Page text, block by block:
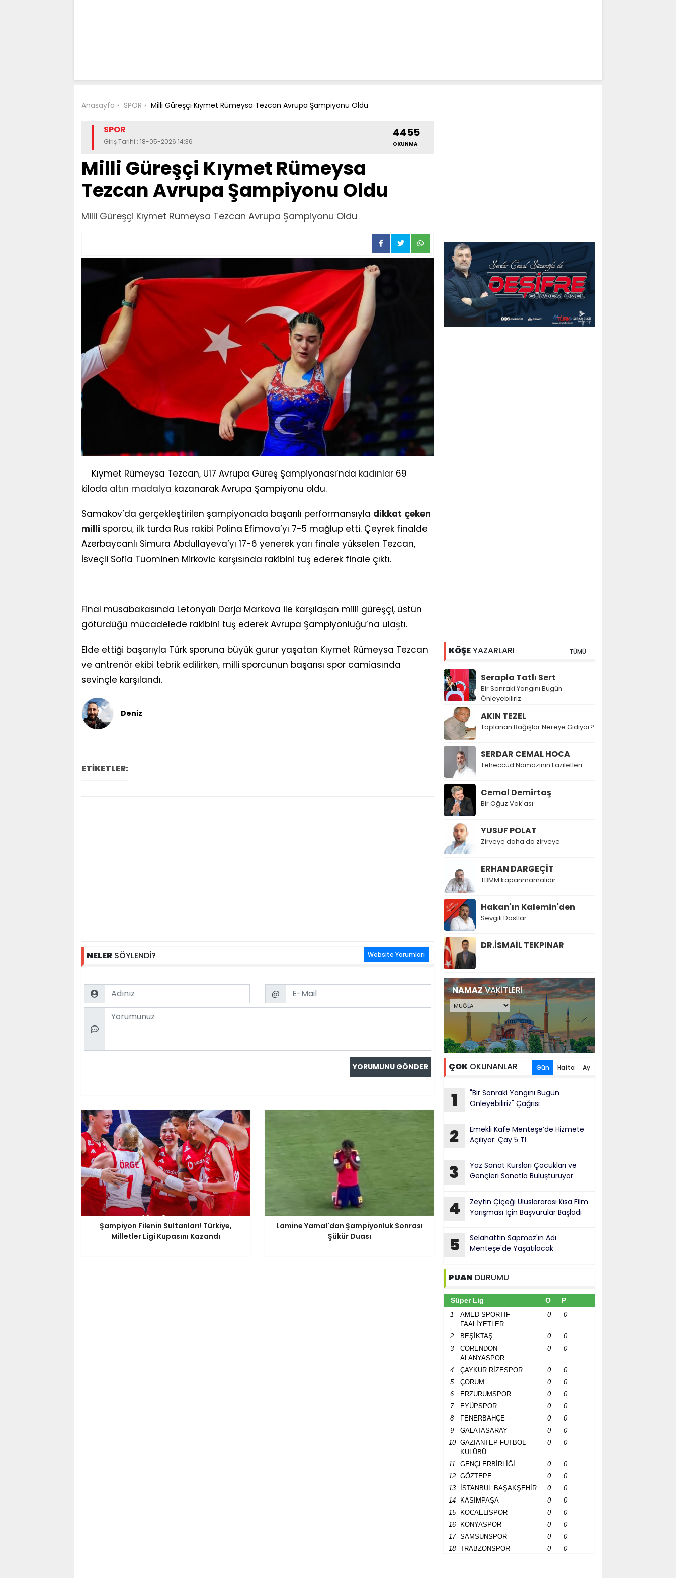
Anasayfa SPOR Milli Güreşçi Kıymet Rümeysa Tezcan Avrupa Şampiyonu Oldu
SPOR
Giriş Tarihi : 18-05-2026 14:36
4455
OKUNMA
Milli Güreşçi Kıymet Rümeysa
Tezcan Avrupa Şampiyonu Oldu
Milli Güreşçi Kıymet Rümeysa Tezcan Avrupa Şampiyonu Oldu
Kıymet Rümeysa Tezcan, U17 Avrupa Güreş Şampiyonası’nda kadınlar 69
kiloda altın madalya kazanarak Avrupa Şampiyonu oldu.
Samakov’da gerçekleştirilen şampiyonada başarılı performansıyla dikkat çeken
milli sporcu, ilk turda Rus rakibi Polina Efimova’yı 7-5 mağlup etti. Çeyrek finalde
Azerbaycanlı Simura Abdullayeva’yı 17-6 yenerek yarı finale yükselen Tezcan,
İsveçli Sofia Tuominen Mirkovic karşısında rakibini tuş ederek finale çıktı.
Final müsabakasında Letonyalı Darja Markova ile karşılaşan milli güreşçi, üstün
götürdüğü mücadelede rakibini tuş ederek Avrupa Şampiyonluğu’na ulaştı.
Elde ettiği başarıyla Türk sporuna büyük gurur yaşatan Kıymet Rümeysa Tezcan
ve antrenör ekibi tebrik edilirken, milli sporcunun başarısı spor camiasında
sevinçle karşılandı.
Deniz
ETİKETLER:
NELER SÖYLENDİ? Website Yorumları
Name Email
@
Comment
Şampiyon Filenin Sultanları! Türkiye,
Milletler Ligi Kupasını Kazandı
Lamine Yamal'dan Şampiyonluk Sonrası
Şükür Duası
KÖŞEYAZARLARI TÜMÜ
Serapla Tatlı Sert
Bir Sonraki Yangını Bugün
Önleyebiliriz
AKIN TEZEL
Toplanan Bağışlar Nereye Gidiyor?
SERDAR CEMAL HOCA
Teheccüd Namazının Faziletleri
Cemal Demirtaş
Bir Oğuz Vak'ası
YUSUF POLAT
Zirveye daha da zirveye
ERHAN DARGEÇİT
TBMM kapanmamalıdır
Hakan'ın Kalemin'den
Sevgili Dostlar...
DR.İSMAİL TEKPINAR
NAMAZVAKİTLERİ
ÇOK OKUNANLAR Gün Hafta Ay
1
"Bir Sonraki Yangını Bugün
Önleyebiliriz" Çağrısı
2
Emekli Kafe Menteşe’de Hizmete
Açılıyor: Çay 5 TL
3
Yaz Sanat Kursları Çocukları ve
Gençleri Sanatla Buluşturuyor
4
Zeytin Çiçeği Uluslararası Kısa Film
Yarışması İçin Başvurular Başladı
5
Selahattin Sapmaz'ın Adı
Menteşe'de Yaşatılacak
PUAN DURUMU
Süper Lig O P
1
AMED SPORTİF
FAALİYETLER
0 0
2 BEŞİKTAŞ 0
0
3
CORENDON
ALANYASPOR
0 0
4 ÇAYKUR RİZESPOR 0
0
5
ÇORUM 0
0
6
ERZURUMSPOR 0
0
7
EYÜPSPOR 0
0
8
FENERBAHÇE 0
0
9
GALATASARAY 0
0
10
GAZİANTEP FUTBOL
KULÜBÜ
0 0
11 GENÇLERBİRLİĞİ 0
0
12
GÖZTEPE 0
0
13
İSTANBUL BAŞAKŞEHİR 0
0
14
KASIMPAŞA 0
0
15
KOCAELİSPOR 0
0
16
KONYASPOR 0
0
17
SAMSUNSPOR 0
0
18
TRABZONSPOR 0 0